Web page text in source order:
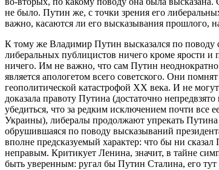
не было. Путин же, с точки зрения его
важно, касаются ли его высказывания прошлого,
К тому же Владимир Путин высказался по
либеральных публицистов ничего кроме ярости
ничего. Им не важно, что сам Путин
является апологетом всего советского. Они
геополитической катастрофой ХХ века. И не
доказала правоту Путина (достаточно
убедиться, что за редким исключением почти все
Украины), либералы продолжают упрекать Путина
обрушившаяся по поводу высказываний
вполне предсказуемый характер: что бы ни
неправым. Критикует Ленина, значит, в тайне
быть уверенным: ругал бы Путин Сталина, его